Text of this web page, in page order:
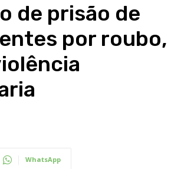
de prisão de
por roubo,
WhatsApp